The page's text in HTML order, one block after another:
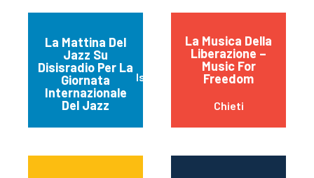
La Mattina Del
Jazz Su
Disisradio Per La
Giornata
Internazionale
Del Jazz
Isernia
La Musica Della
Liberazione –
Music For
Freedom
Chieti